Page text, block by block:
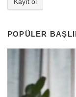
POPÜLER